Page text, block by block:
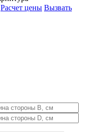
Расчет цены Вызвать